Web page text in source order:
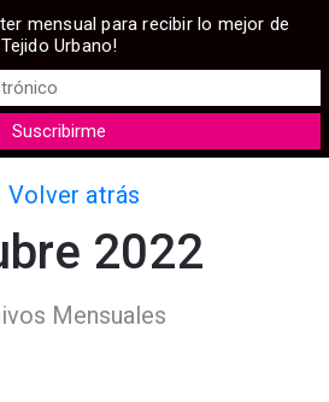
atrás
2022
Mensuales
mensual para recibir lo mejor de
Tejido Urbano!